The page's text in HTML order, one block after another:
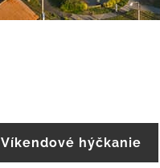
Víkendové hýčkanie